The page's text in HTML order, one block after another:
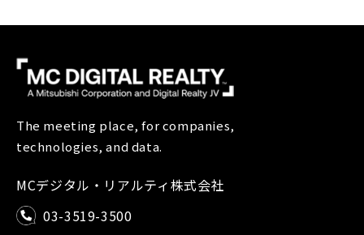
The meeting place, for companies,
technologies, and data.
MCデジタル・リアルティ株式会社
03-3519-3500